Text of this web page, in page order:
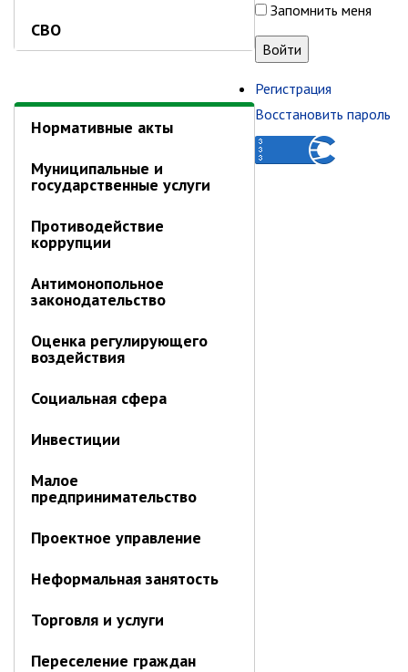
СВО
Нормативные акты
Муниципальные и
государственные услуги
Противодействие
коррупции
Антимонопольное
законодательство
Оценка регулирующего
воздействия
Социальная сфера
Инвестиции
Малое
предпринимательство
Проектное управление
Неформальная занятость
Торговля и услуги
Переселение граждан
Запомнить меня
Регистрация
Восстановить пароль